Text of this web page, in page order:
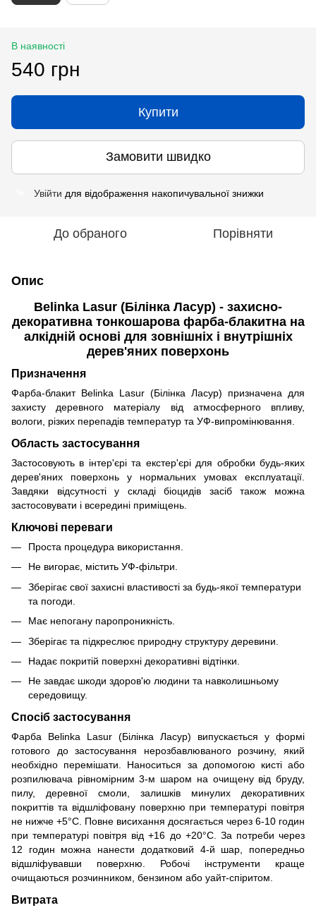
В наявності
540 грн
Купити
Замовити швидко
Увійти для відображення накопичувальної знижки
До обраного Порівняти
Опис
Belinka Lasur (Білінка Ласур) - захисно-
декоративна тонкошарова фарба-блакитна на
алкідній основі для зовнішніх і внутрішніх
дерев'яних поверхонь
Призначення
Фарба-блакит Belinka Lasur (Білінка Ласур) призначена для
захисту деревного матеріалу від атмосферного впливу,
вологи, різких перепадів температур та УФ-випромінювання.
Область застосування
Застосовують в інтер'єрі та екстер'єрі для обробки будь-яких
дерев'яних поверхонь у нормальних умовах експлуатації.
Завдяки відсутності у складі біоцидів засіб також можна
застосовувати і всередині приміщень.
Ключові переваги
Проста процедура використання.
Не вигорає, містить УФ-фільтри.
Зберігає свої захисні властивості за будь-якої температури
та погоди.
Має непогану паропроникність.
Зберігає та підкреслює природну структуру деревини.
Надає покритій поверхні декоративні відтінки.
Не завдає шкоди здоров'ю людини та навколишньому
середовищу.
Спосіб застосування
Фарба Belinka Lasur (Білінка Ласур) випускається у формі
готового до застосування нерозбавлюваного розчину, який
необхідно перемішати. Наноситься за допомогою кисті або
розпилювача рівномірним 3-м шаром на очищену від бруду,
пилу, деревної смоли, залишків минулих декоративних
покриттів та відшліфовану поверхню при температурі повітря
не нижче +5°С. Повне висихання досягається через 6-10 годин
при температурі повітря від +16 до +20°С. За потреби через
12 годин можна нанести додатковий 4-й шар, попередньо
відшліфувавши поверхню. Робочі інструменти краще
очищаються розчинником, бензином або уайт-спіритом.
Витрата